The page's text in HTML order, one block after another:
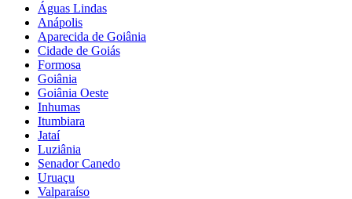
Águas Lindas
Anápolis
Aparecida de Goiânia
Cidade de Goiás
Formosa
Goiânia
Goiânia Oeste
Inhumas
Itumbiara
Jataí
Luziânia
Senador Canedo
Uruaçu
Valparaíso